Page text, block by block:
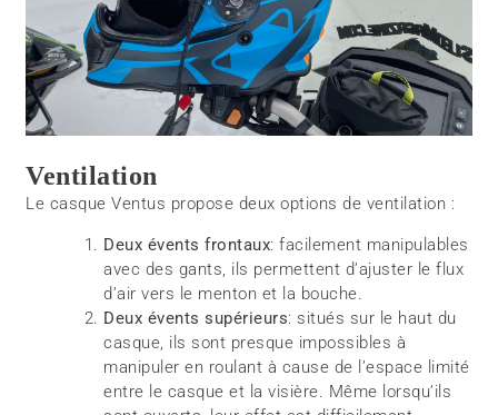
Ventilation
Le casque Ventus propose deux options de ventilation :
Deux évents frontaux: facilement manipulables
avec des gants, ils permettent d’ajuster le flux
d’air vers le menton et la bouche.
Deux évents supérieurs: situés sur le haut du
casque, ils sont presque impossibles à
manipuler en roulant à cause de l’espace limité
entre le casque et la visière. Même lorsqu’ils